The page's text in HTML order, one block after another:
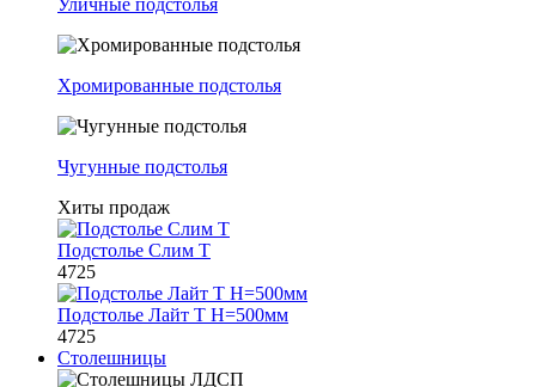
Уличные подстолья
Хромированные подстолья
Чугунные подстолья
Хиты продаж
Подстолье Слим Т
4725
Подстолье Лайт Т H=500мм
4725
Столешницы